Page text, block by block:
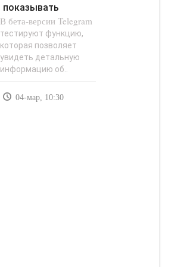
показывать
информацию о
стране и дате..
В бета-версии Telegram
тестируют функцию,
которая позволяет
увидеть детальную
информацию об..
04-мар, 10:30